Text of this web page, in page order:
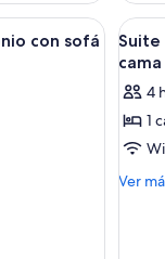
cama
de
con
sofá
hotel con una cama
con sofá
Abrir
las
de
9
Suite
cama
4
1
Ver
Más